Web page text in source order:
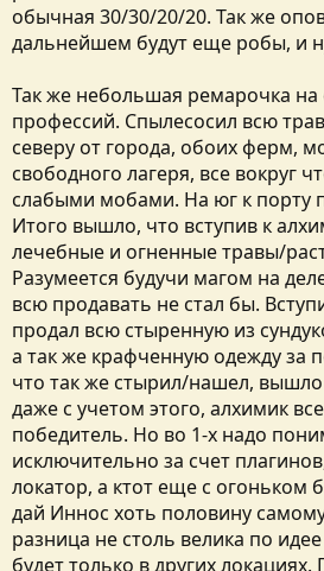
обычная 30/30/20/20. Так же
дальнейшем будут еще робы, и
Так же небольшая ремарочка на
профессий. Спылесосил всю
северу от города, обоих ферм,
свободного лагеря, все вокруг
слабыми мобами. На юг к порту
Итого вышло, что вступив к
лечебные и огненные травы/
Разумеется будучи магом на
всю продавать не стал бы.
продал всю стыренную из
а так же крафченную одежду за
что так же стырил/нашел,
даже с учетом этого, алхимик
победитель. Но во 1-х надо
исключительно за счет
локатор, а ктот еще с огоньком
дай Иннос хоть половину
разница не столь велика по
будет только в других